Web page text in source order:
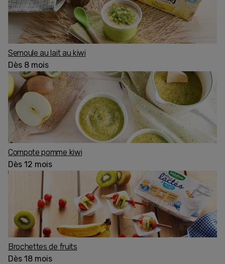
Semoule au lait au kiwi
Dès 8 mois
Compote pomme kiwi
Dès 12 mois
Brochettes de fruits
Dès 18 mois